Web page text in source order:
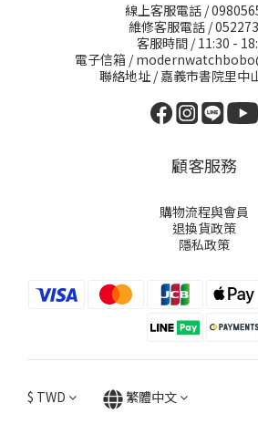
線上客服電話 /
維修客服電話 /
客服時間 / 11:30 -
電子信箱 /
聯絡地址 / 嘉義市書院里中
顧客服務
購物流程與會員
退換貨政策
隱私政策
$ TWD 繁體中文